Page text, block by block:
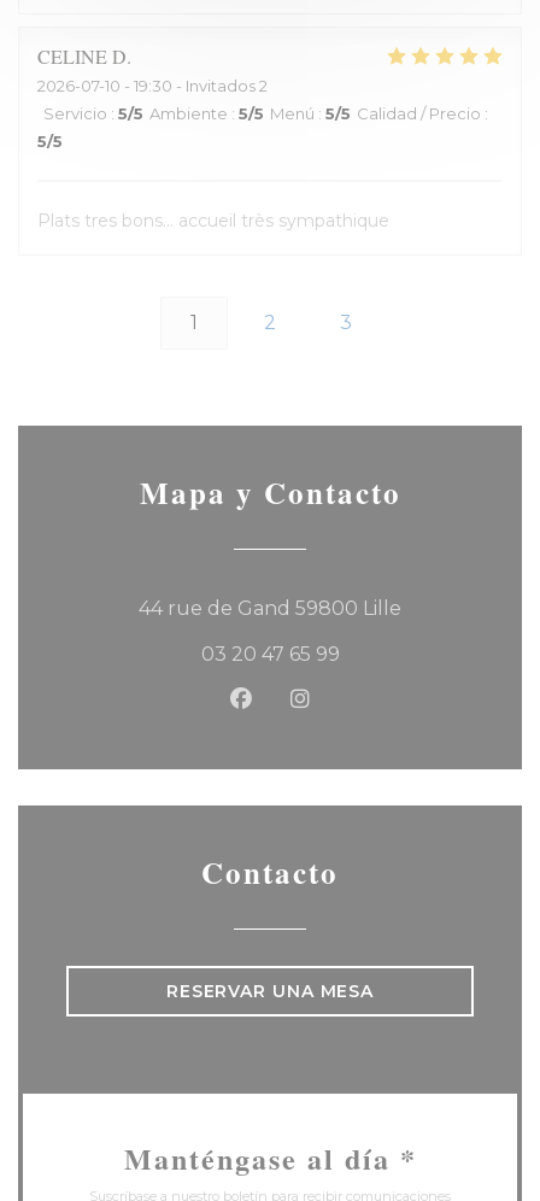
CELINED
2026-07-10 - 19:30 - Invitados 2
Servicio : 5/5 Ambiente : 5/5 Menú : 5/5 Calidad / Precio :
5/5
Plats tres bons... accueil très sympathique
1 2 3
Mapa y Contacto
44 rue de Gand 59800 Lille
03 20 47 65 99
Facebook ((abre en una
Instagram ((abre en
Contacto
RESERVAR UNA MESA
Manténgase al día *
Suscríbase a nuestro boletín para recibir comunicaciones